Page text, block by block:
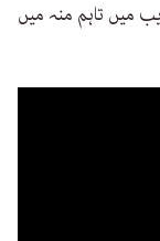
میں تاہم منہ میں